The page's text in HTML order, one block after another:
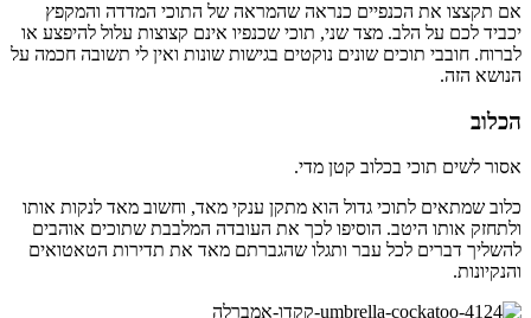
אם תקצצו את הכנפיים כנראה שהמראה של התוכי המדדה והמקפץ
יכביד לכם על הלב. מצד שני, תוכי שכנפיו אינם קצוצות עלול להיפצע או
לברוח. חובבי תוכים שונים נוקטים בגישות שונות ואין לי תשובה חכמה על
הנושא הזה.
הכלוב
אסור לשים תוכי בכלוב קטן מדי.
כלוב שמתאים לתוכי גדול הוא מתקן ענקי מאד, וחשוב מאד לנקות אותו
ולתחזק אותו היטב. הוסיפו לכך את העובדה המלבבת שתוכים אוהבים
להשליך דברים לכל עבר ותגלו שהגברתם מאד את תדירות הטאטואים
והנקיונות.